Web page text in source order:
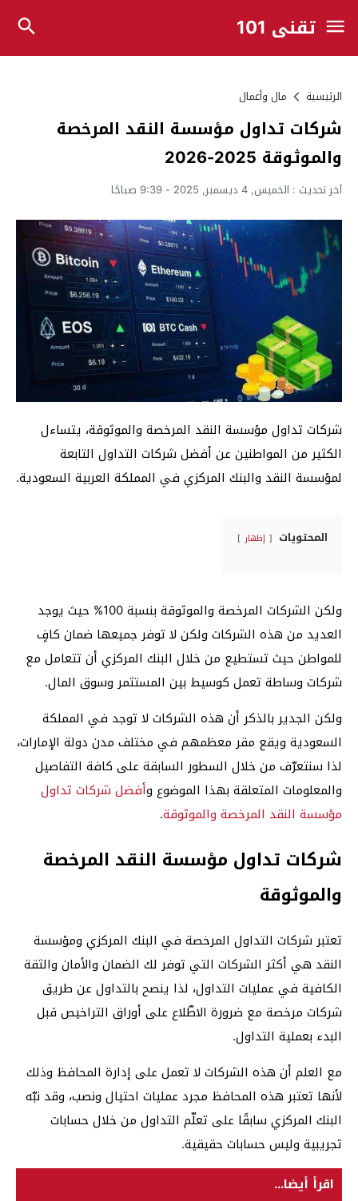
تقني 101
الرئيسية مال وأعمال
شركات تداول مؤسسة النقد المرخصة
والموثوقة 2025-2026
آخر تحديث : الخميس, 4 ديسمبر, 2025 - 9:39 صباحًا
شركات تداول مؤسسة النقد المرخصة والموثوقة، يتساءل
الكثير من المواطنين عن أفضل شركات التداول التابعة
لمؤسسة النقد والبنك المركزي في المملكة العربية السعودية.
المحتويات إظهار
ولكن الشركات المرخصة والموثوقة بنسبة 100% حيث يوجد
العديد من هذه الشركات ولكن لا توفر جميعها ضمان كافٍ
للمواطن حيث تستطيع من خلال البنك المركزي أن تتعامل مع
شركات وساطة تعمل كوسيط بين المستثمر وسوق المال.
ولكن الجدير بالذكر أن هذه الشركات لا توجد في المملكة
السعودية ويقع مقر معظمهم في مختلف مدن دولة الإمارات،
لذا سنتعرّف من خلال السطور السابقة على كافة التفاصيل
والمعلومات المتعلقة بهذا الموضوع وأفضل شركات تداول
مؤسسة النقد المرخصة والموثوقة.
شركات تداول مؤسسة النقد المرخصة
والموثوقة
تعتبر شركات التداول المرخصة في البنك المركزي ومؤسسة
النقد هي أكثر الشركات التي توفر لك الضمان والأمان والثقة
الكافية في عمليات التداول، لذا ينصح بالتداول عن طريق
شركات مرخصة مع ضرورة الاطّلاع على أوراق التراخيص قبل
البدء بعملية التداول.
مع العلم أن هذه الشركات لا تعمل على إدارة المحافظ وذلك
لأنها تعتبر هذه المحافظ مجرد عمليات احتيال ونصب، وقد نبّه
البنك المركزي سابقًا على تعلّم التداول من خلال حسابات
تجريبية وليس حسابات حقيقية.
اقرأ أيضا...